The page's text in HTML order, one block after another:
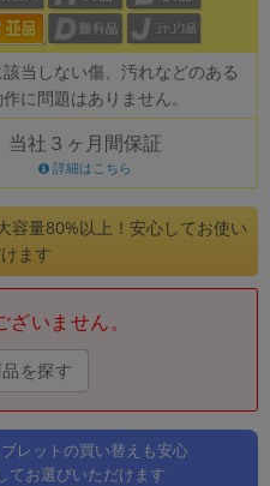
当しない傷、汚れなどのある
に問題はありません。
当社３ヶ月間保証
詳細はこちら
容量80%以上！安心してお使い
ます
いません。
を探す
レットの買い替えも安心
てお選びいただけます